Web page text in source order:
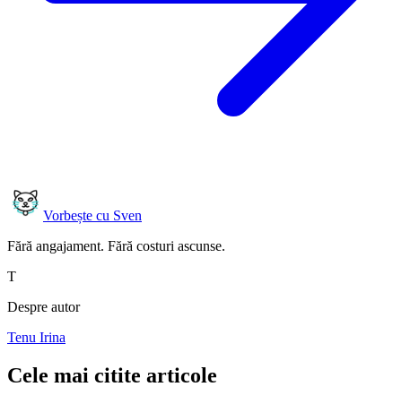
Vorbește cu Sven
Fără angajament. Fără costuri ascunse.
T
Despre autor
Tenu Irina
Cele mai citite articole